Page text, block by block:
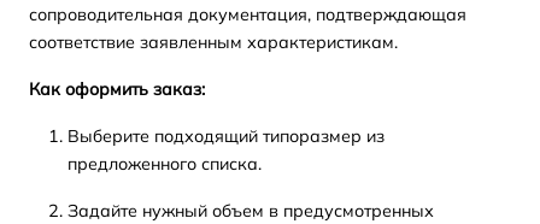
сопроводительная документация, подтверждающая
соответствие заявленным характеристикам.
Как оформить заказ:
Выберите подходящий типоразмер из
предложенного списка.
Задайте нужный объем в предусмотренных